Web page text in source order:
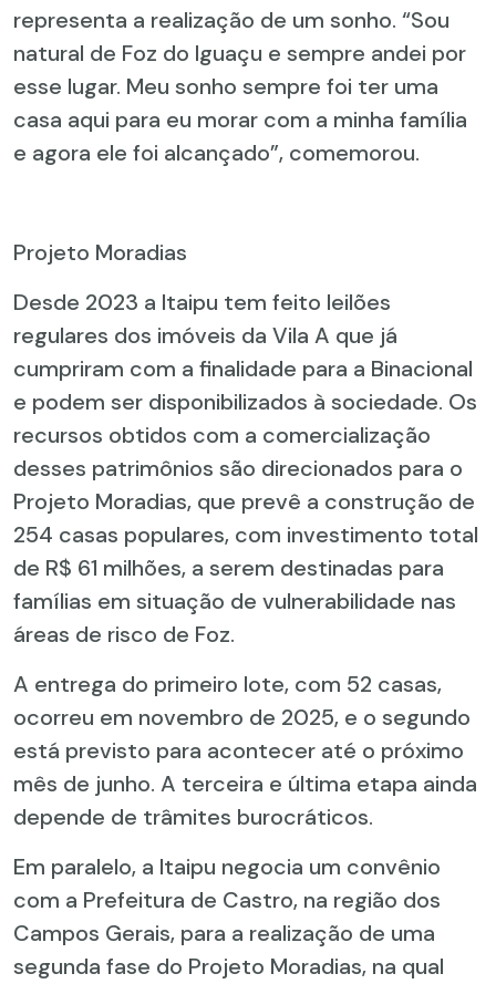
representa a realização de um sonho. “Sou
natural de Foz do Iguaçu e sempre andei por
esse lugar. Meu sonho sempre foi ter uma
casa aqui para eu morar com a minha família
e agora ele foi alcançado”, comemorou.
Projeto Moradias
Desde 2023 a Itaipu tem feito leilões
regulares dos imóveis da Vila A que já
cumpriram com a finalidade para a Binacional
e podem ser disponibilizados à sociedade. Os
recursos obtidos com a comercialização
desses patrimônios são direcionados para o
Projeto Moradias, que prevê a construção de
254 casas populares, com investimento total
de R$ 61 milhões, a serem destinadas para
famílias em situação de vulnerabilidade nas
áreas de risco de Foz.
A entrega do primeiro lote, com 52 casas,
ocorreu em novembro de 2025, e o segundo
está previsto para acontecer até o próximo
mês de junho. A terceira e última etapa ainda
depende de trâmites burocráticos.
Em paralelo, a Itaipu negocia um convênio
com a Prefeitura de Castro, na região dos
Campos Gerais, para a realização de uma
segunda fase do Projeto Moradias, na qual